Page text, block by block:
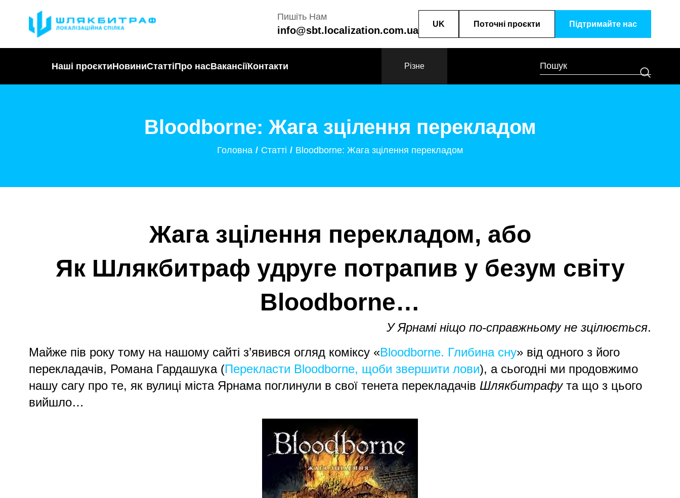
Пишіть Нам
info@sbt.localization.com.ua
UK Поточні проєкти Підтримайте наc
Наші проєктиНовиниСтаттіПро насВакансіїКонтакти Різне
Bloodborne: Жага зцілення перекладом
Головна Статті Bloodborne: Жага зцілення перекладом
Жага зцілення перекладом, або
Як Шлякбитраф удруге потрапив у безум світу
Bloodborne…
У Ярнамі ніщо по-справжньому не зцілюється.
Майже пів року тому на нашому сайті з’явився огляд коміксу «Bloodborne. Глибина сну» від одного з його
перекладачів, Романа Гардашука (Перекласти Bloodborne, щоби звершити лови), а сьогодні ми продовжимо
нашу сагу про те, як вулиці міста Ярнама поглинули в свої тенета перекладачів Шлякбитрафута що з цього
вийшло…